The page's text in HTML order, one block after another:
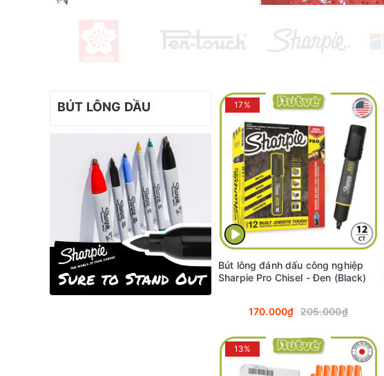
BÚT LÔNG DẦU 17%
Bút lông đánh dấu công nghiệp
Sharpie Pro Chisel - Đen (Black)
170.000₫ 205.000₫
13%